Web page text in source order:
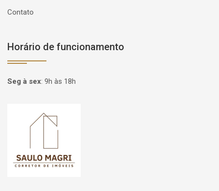
Contato
Horário de funcionamento
Seg à sex: 9h às 18h
Página inicial